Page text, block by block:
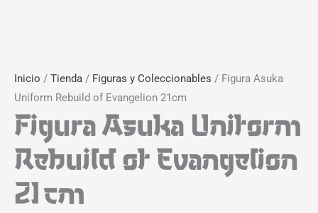
Inicio / Tienda / Figuras y Coleccionables / Figura Asuka
Uniform Rebuild of Evangelion 21cm
Figura Asuka Uniform
Rebuild of Evangelion
21cm